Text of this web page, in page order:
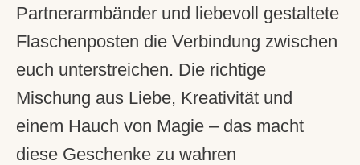
Partnerarmbänder und liebevoll gestaltete
Flaschenposten die Verbindung zwischen
euch unterstreichen. Die richtige
Mischung aus Liebe, Kreativität und
einem Hauch von Magie – das macht
diese Geschenke zu wahren